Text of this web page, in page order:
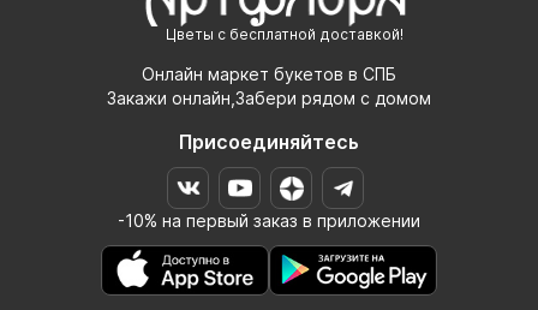
Цветы с бесплатной доставкой!
Онлайн маркет букетов в СПБ
Закажи онлайн,Забери рядом с домом
Присоединяйтесь
-10% на первый заказ в приложении